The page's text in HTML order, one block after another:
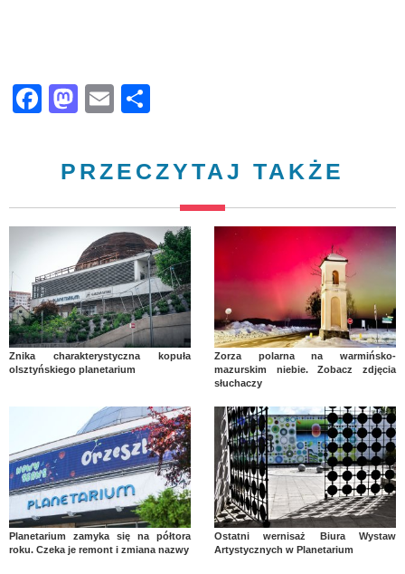
Facebook
Mastodon
Email
PRZECZYTAJ TAKŻE
Znika charakterystyczna kopuła
olsztyńskiego planetarium
Zorza polarna na warmińsko-
mazurskim niebie. Zobacz zdjęcia
słuchaczy
Planetarium zamyka się na półtora
roku. Czeka je remont i zmiana nazwy
Ostatni wernisaż Biura Wystaw
Artystycznych w Planetarium